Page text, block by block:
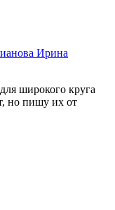
Ирина
широкого круга
но пишу их от